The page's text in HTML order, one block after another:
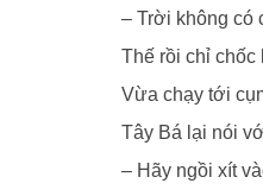
– Trời không có
Thế rồi chỉ chốc
Vừa chạy tới
Tây Bá lại nói
– Hãy ngồi xít